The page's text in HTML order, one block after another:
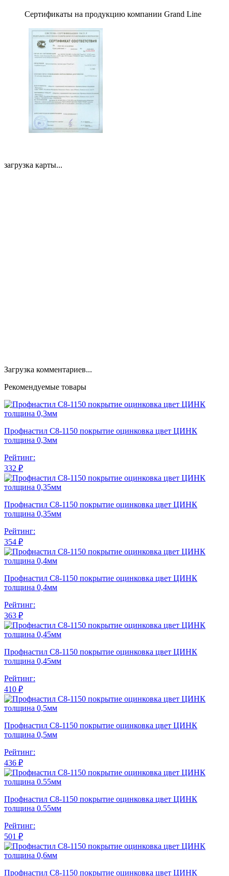
Сертификаты на продукцию компании Grand Line
загрузка карты...
Загрузка комментариев...
Рекомендуемые товары
Профнастил С8-1150 покрытие оцинковка цвет ЦИНК
толщина 0,3мм
Рейтинг:
332 ₽
Профнастил С8-1150 покрытие оцинковка цвет ЦИНК
толщина 0,35мм
Рейтинг:
354 ₽
Профнастил С8-1150 покрытие оцинковка цвет ЦИНК
толщина 0,4мм
Рейтинг:
363 ₽
Профнастил С8-1150 покрытие оцинковка цвет ЦИНК
толщина 0,45мм
Рейтинг:
410 ₽
Профнастил С8-1150 покрытие оцинковка цвет ЦИНК
толщина 0,5мм
Рейтинг:
436 ₽
Профнастил С8-1150 покрытие оцинковка цвет ЦИНК
толщина 0.55мм
Рейтинг:
501 ₽
Профнастил С8-1150 покрытие оцинковка цвет ЦИНК